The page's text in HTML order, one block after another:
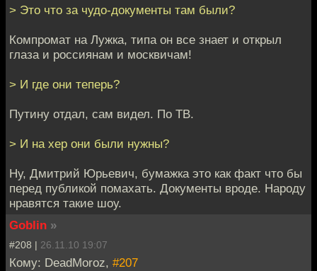
> Это что за чудо-документы там были?
Компромат на Лужка, типа он все знает и открыл
глаза и россиянам и москвичам!
> И где они теперь?
Путину отдал, сам видел. По ТВ.
> И на хер они были нужны?
Ну, Дмитрий Юрьевич, бумажка это как факт что бы
перед публикой помахать. Документы вроде. Народу
нравятся такие шоу.
Goblin »
#208 | 26.11.10 19:07
Кому: DeadMoroz, #207